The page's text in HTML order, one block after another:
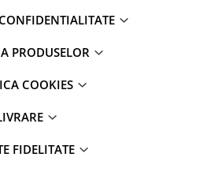
PRODUSELOR
COOKIES
FIDELITATE